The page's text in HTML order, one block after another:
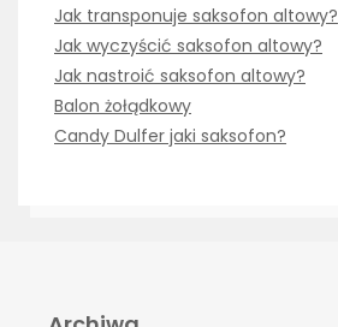
Jak transponuje saksofon altowy?
Jak wyczyścić saksofon altowy?
Jak nastroić saksofon altowy?
Balon żołądkowy
Candy Dulfer jaki saksofon?